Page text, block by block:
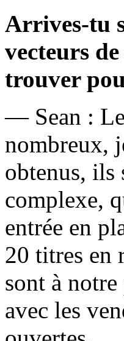
Arrives-tu
vecteurs
trouver
— Sean :
nombreux,
obtenus, ils
complexe,
entrée en
20 titres en
sont à
avec les